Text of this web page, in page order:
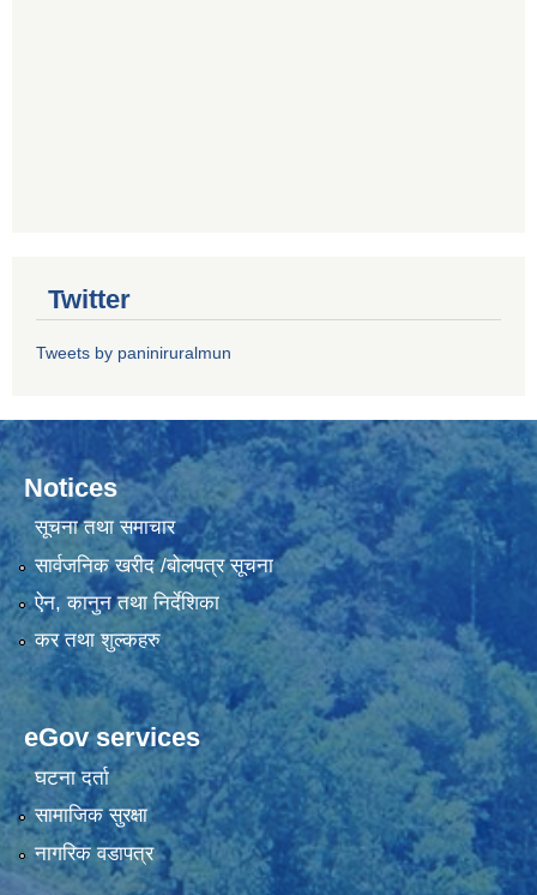
Twitter
Tweets by paniniruralmun
Notices
सूचना तथा समाचार
सार्वजनिक खरीद /बोलपत्र सूचना
ऐन, कानुन तथा निर्देशिका
कर तथा शुल्कहरु
eGov services
घटना दर्ता
सामाजिक सुरक्षा
नागरिक वडापत्र